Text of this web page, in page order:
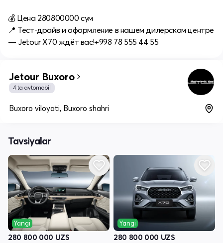
💰 Цена 280800000 сум
📍 Тест-драйв и оформление в нашем дилерском центре
— Jetour Х70 ждёт вас!+998 78 555 44 55
Jetour Buxoro
4 ta avtomobil
Buxoro viloyati, Buxoro shahri
Tavsiyalar
Yangi
280 800 000 UZS
Yangi
280 800 000 UZS